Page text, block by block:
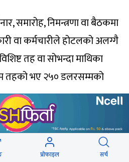
समारोह, निमन्त्रणा वा बैठकमा
वा कर्मचारीले होटलको अलग्गै
तह वा सोभन्दा माथिका
तहको भए २५० डलरसम्मको
धनीराम शर्मा ऋणको रकम खर्च हुने
। अनुदानको सम्झौतामा
प्रोफाइल सर्च